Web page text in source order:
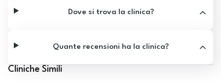
Dove si trova la clinica?
Quante recensioni ha la clinica?
Cliniche Simili